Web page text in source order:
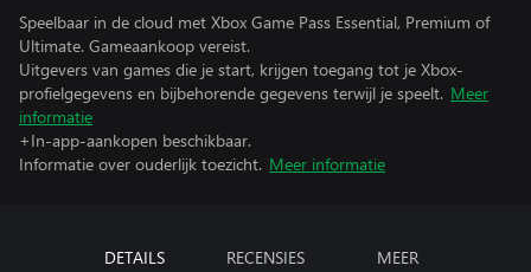
Speelbaar in de cloud met Xbox Game Pass Essential, Premium of
Ultimate. Gameaankoop vereist.
Uitgevers van games die je start, krijgen toegang tot je Xbox-
profielgegevens en bijbehorende gegevens terwijl je speelt. Meer
informatie
+In-app-aankopen beschikbaar.
Informatie over ouderlijk toezicht. Meer informatie
DETAILS RECENSIES MEER